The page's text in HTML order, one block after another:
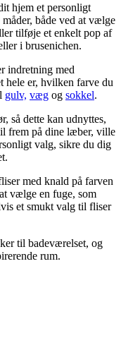
hjem et personligt
måder, både ved at vælge
tilføje et enkelt pop af
i brusenichen.
indretning med
hele er, hvilken farve du
gulv, væg og sokkel.
så dette kan udnyttes,
frem på dine læber, ville
valg, sikre du dig
med knald på farven
vælge en fuge, som
et smukt valg til fliser
til badeværelset, og
rum.